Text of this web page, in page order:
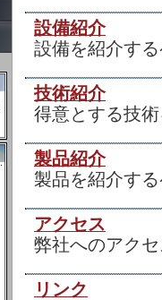
設備紹介
設備を紹介す
技術紹介
得意とする技
製品紹介
製品を紹介す
アクセス
弊社へのアク
リンク